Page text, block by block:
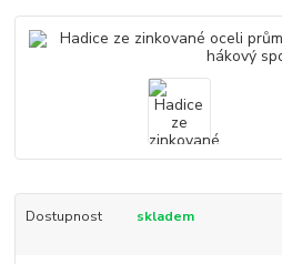
Dostupnost skladem